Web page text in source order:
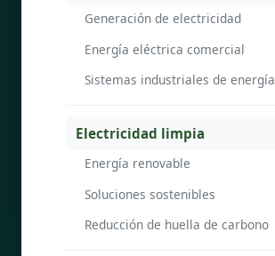
Generación de electricidad
Energía eléctrica comercial
Sistemas industriales de energía
Electricidad limpia
Energía renovable
Soluciones sostenibles
Reducción de huella de carbono